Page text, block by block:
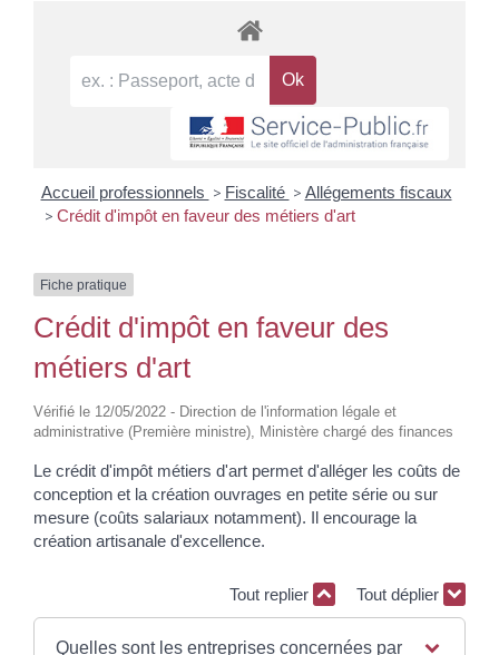
Accueil professionnels > Fiscalité > Allégements fiscaux
> Crédit d'impôt en faveur des métiers d'art
Fiche pratique
Crédit d'impôt en faveur des
métiers d'art
Vérifié le 12/05/2022 - Direction de l'information légale et
administrative (Première ministre), Ministère chargé des finances
Le crédit d'impôt métiers d'art permet d'alléger les coûts de
conception et la création ouvrages en petite série ou sur
mesure (coûts salariaux notamment). Il encourage la
création artisanale d'excellence.
Tout replier Tout déplier
Quelles sont les entreprises concernées par